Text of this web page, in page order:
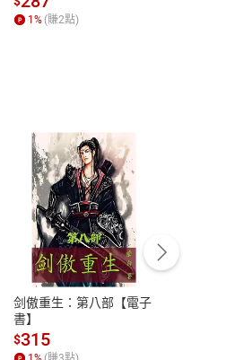
五 10:00-12:00、
日及例假日休息)
1% (賺2點)
剑傲重生：第八部【電子
書】
$315